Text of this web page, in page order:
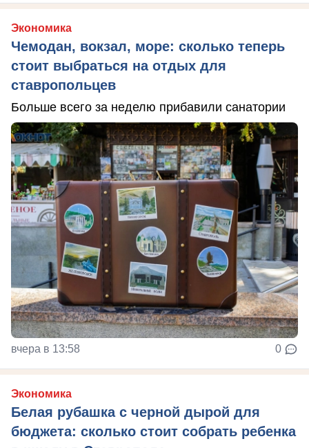
Экономика
Чемодан, вокзал, море: сколько теперь
стоит выбраться на отдых для
ставропольцев
Больше всего за неделю прибавили санатории
вчера в 13:58 0
Экономика
Белая рубашка с черной дырой для
бюджета: сколько стоит собрать ребенка